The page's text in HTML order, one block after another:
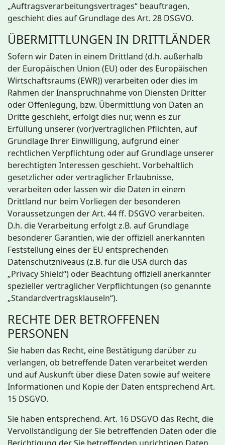
„Auftragsverarbeitungsvertrages“ beauftragen,
geschieht dies auf Grundlage des Art. 28 DSGVO.
ÜBERMITTLUNGEN IN DRITTLÄNDER
Sofern wir Daten in einem Drittland (d.h. außerhalb
der Europäischen Union (EU) oder des Europäischen
Wirtschaftsraums (EWR)) verarbeiten oder dies im
Rahmen der Inanspruchnahme von Diensten Dritter
oder Offenlegung, bzw. Übermittlung von Daten an
Dritte geschieht, erfolgt dies nur, wenn es zur
Erfüllung unserer (vor)vertraglichen Pflichten, auf
Grundlage Ihrer Einwilligung, aufgrund einer
rechtlichen Verpflichtung oder auf Grundlage unserer
berechtigten Interessen geschieht. Vorbehaltlich
gesetzlicher oder vertraglicher Erlaubnisse,
verarbeiten oder lassen wir die Daten in einem
Drittland nur beim Vorliegen der besonderen
Voraussetzungen der Art. 44 ff. DSGVO verarbeiten.
D.h. die Verarbeitung erfolgt z.B. auf Grundlage
besonderer Garantien, wie der offiziell anerkannten
Feststellung eines der EU entsprechenden
Datenschutzniveaus (z.B. für die USA durch das
„Privacy Shield“) oder Beachtung offiziell anerkannter
spezieller vertraglicher Verpflichtungen (so genannte
„Standardvertragsklauseln“).
RECHTE DER BETROFFENEN
PERSONEN
Sie haben das Recht, eine Bestätigung darüber zu
verlangen, ob betreffende Daten verarbeitet werden
und auf Auskunft über diese Daten sowie auf weitere
Informationen und Kopie der Daten entsprechend Art.
15 DSGVO.
Sie haben entsprechend. Art. 16 DSGVO das Recht, die
Vervollständigung der Sie betreffenden Daten oder die